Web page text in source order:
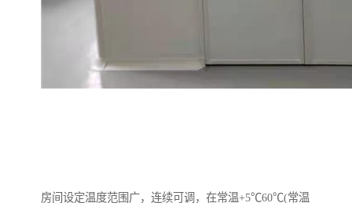
房间设定温度范围广，连续可调，在常温+5℃60℃(常温